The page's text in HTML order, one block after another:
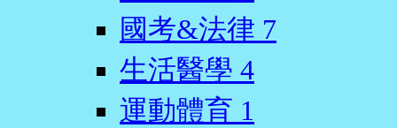
國考&法律 7
生活醫學 4
運動體育 1